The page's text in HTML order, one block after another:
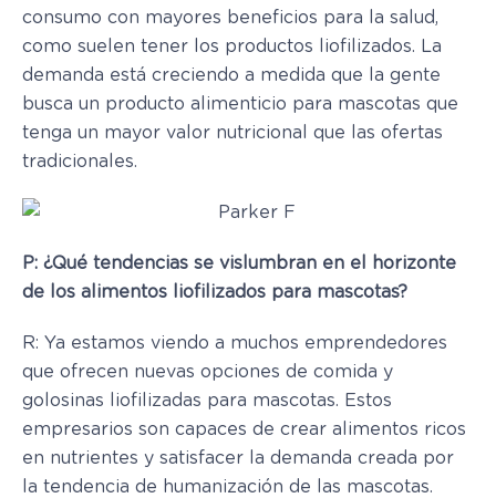
consumo con mayores beneficios para la salud,
como suelen tener los productos liofilizados. La
demanda está creciendo a medida que la gente
busca un producto alimenticio para mascotas que
tenga un mayor valor nutricional que las ofertas
tradicionales.
P: ¿Qué tendencias se vislumbran en el horizonte
de los alimentos liofilizados para mascotas?
R: Ya estamos viendo a muchos emprendedores
que ofrecen nuevas opciones de comida y
golosinas liofilizadas para mascotas. Estos
empresarios son capaces de crear alimentos ricos
en nutrientes y satisfacer la demanda creada por
la tendencia de humanización de las mascotas.